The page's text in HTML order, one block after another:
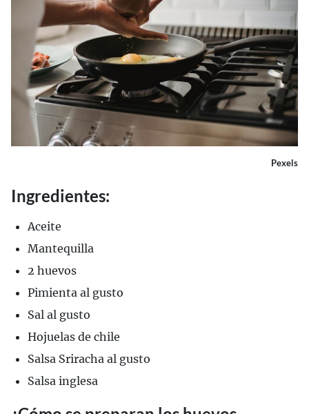
Pexels
Ingredientes:
Aceite
Mantequilla
2 huevos
Pimienta al gusto
Sal al gusto
Hojuelas de chile
Salsa Sriracha al gusto
Salsa inglesa